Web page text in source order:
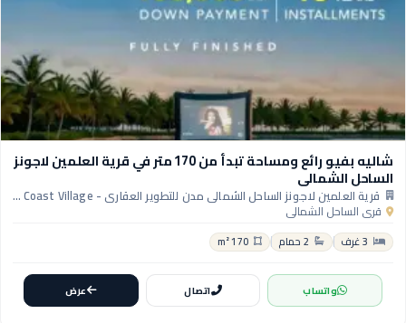
شاليه بفيو رائع ومساحة تبدأ من 170 متر في قرية العلمين لاجونز
الساحل الشمالي
قرية العلمين لاجونز الساحل الشمالي مدن للتطوير العقاري - Al Alamein Lagoons North Coast Village
قرى الساحل الشمالي
3 غرف 2 حمام 170 m²
واتساب اتصال عرض